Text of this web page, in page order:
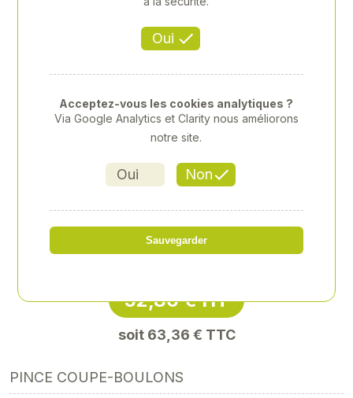
COUPE-BOULON 450MM
52,80 € HT
soit 63,36 € TTC
PINCE COUPE-BOULONS
Oui
Oui Non
Acceptez-vous les cookies analytiques ?
Via Google Analytics et Clarity nous améliorons
notre site.
Sauvegarder